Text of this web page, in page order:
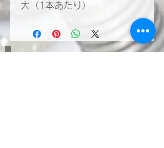
大（1本あたり）